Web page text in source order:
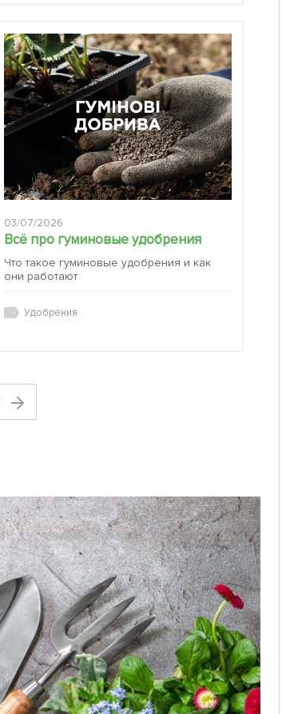
03/07/2026
Всё про гуминовые удобрения
Что такое гуминовые удобрения и как
они работают
Удобрения